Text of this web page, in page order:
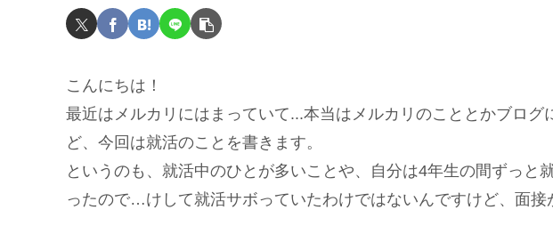
こんにちは！
最近はメルカリにはまっていて...本当はメルカリのこととかブログ
ど、今回は就活のことを書きます。
というのも、就活中のひとが多いことや、自分は4年生の間ずっと
ったので…けして就活サボっていたわけではないんですけど、面接